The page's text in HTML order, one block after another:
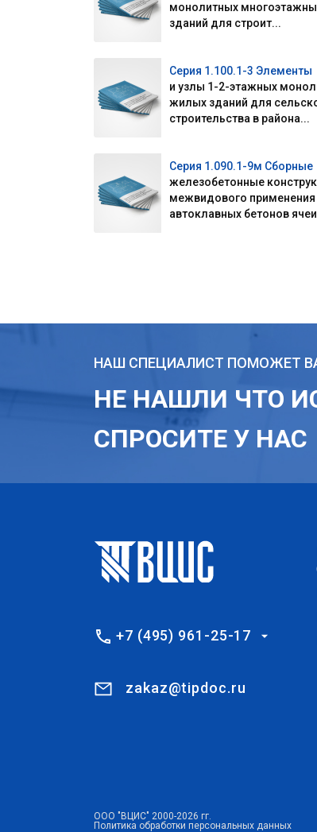
монолитных
зданий для строит...
Серия 1.100.1-3 Элементы
и узлы 1-2-этажных
жилых зданий для
строительства в района...
Серия 1.090.1-9м Сборные
железобетонные
межвидового применения
автоклавных бетонов
НАШ СПЕЦИАЛИСТ ПОМОЖЕТ
НЕ НАШЛИ ЧТО
СПРОСИТЕ У НАС
+7 (495) 961-25-17
zakaz@tipdoc.ru
ООО "ВЦИС" 2000-2026 гг.
Политика обработки персональных данных